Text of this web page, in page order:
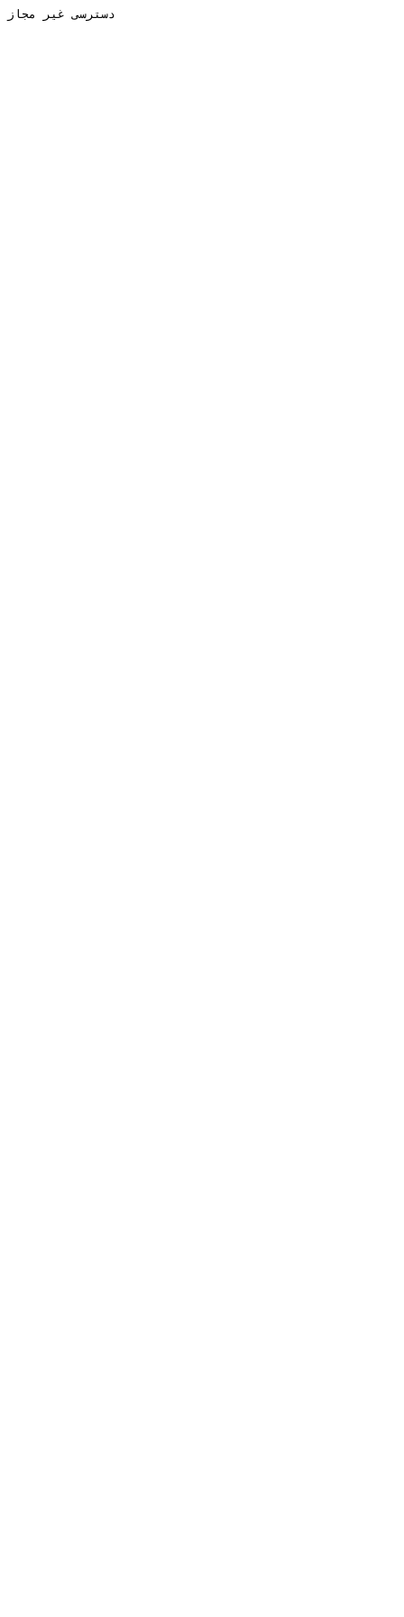
دسترسی غیر مجاز